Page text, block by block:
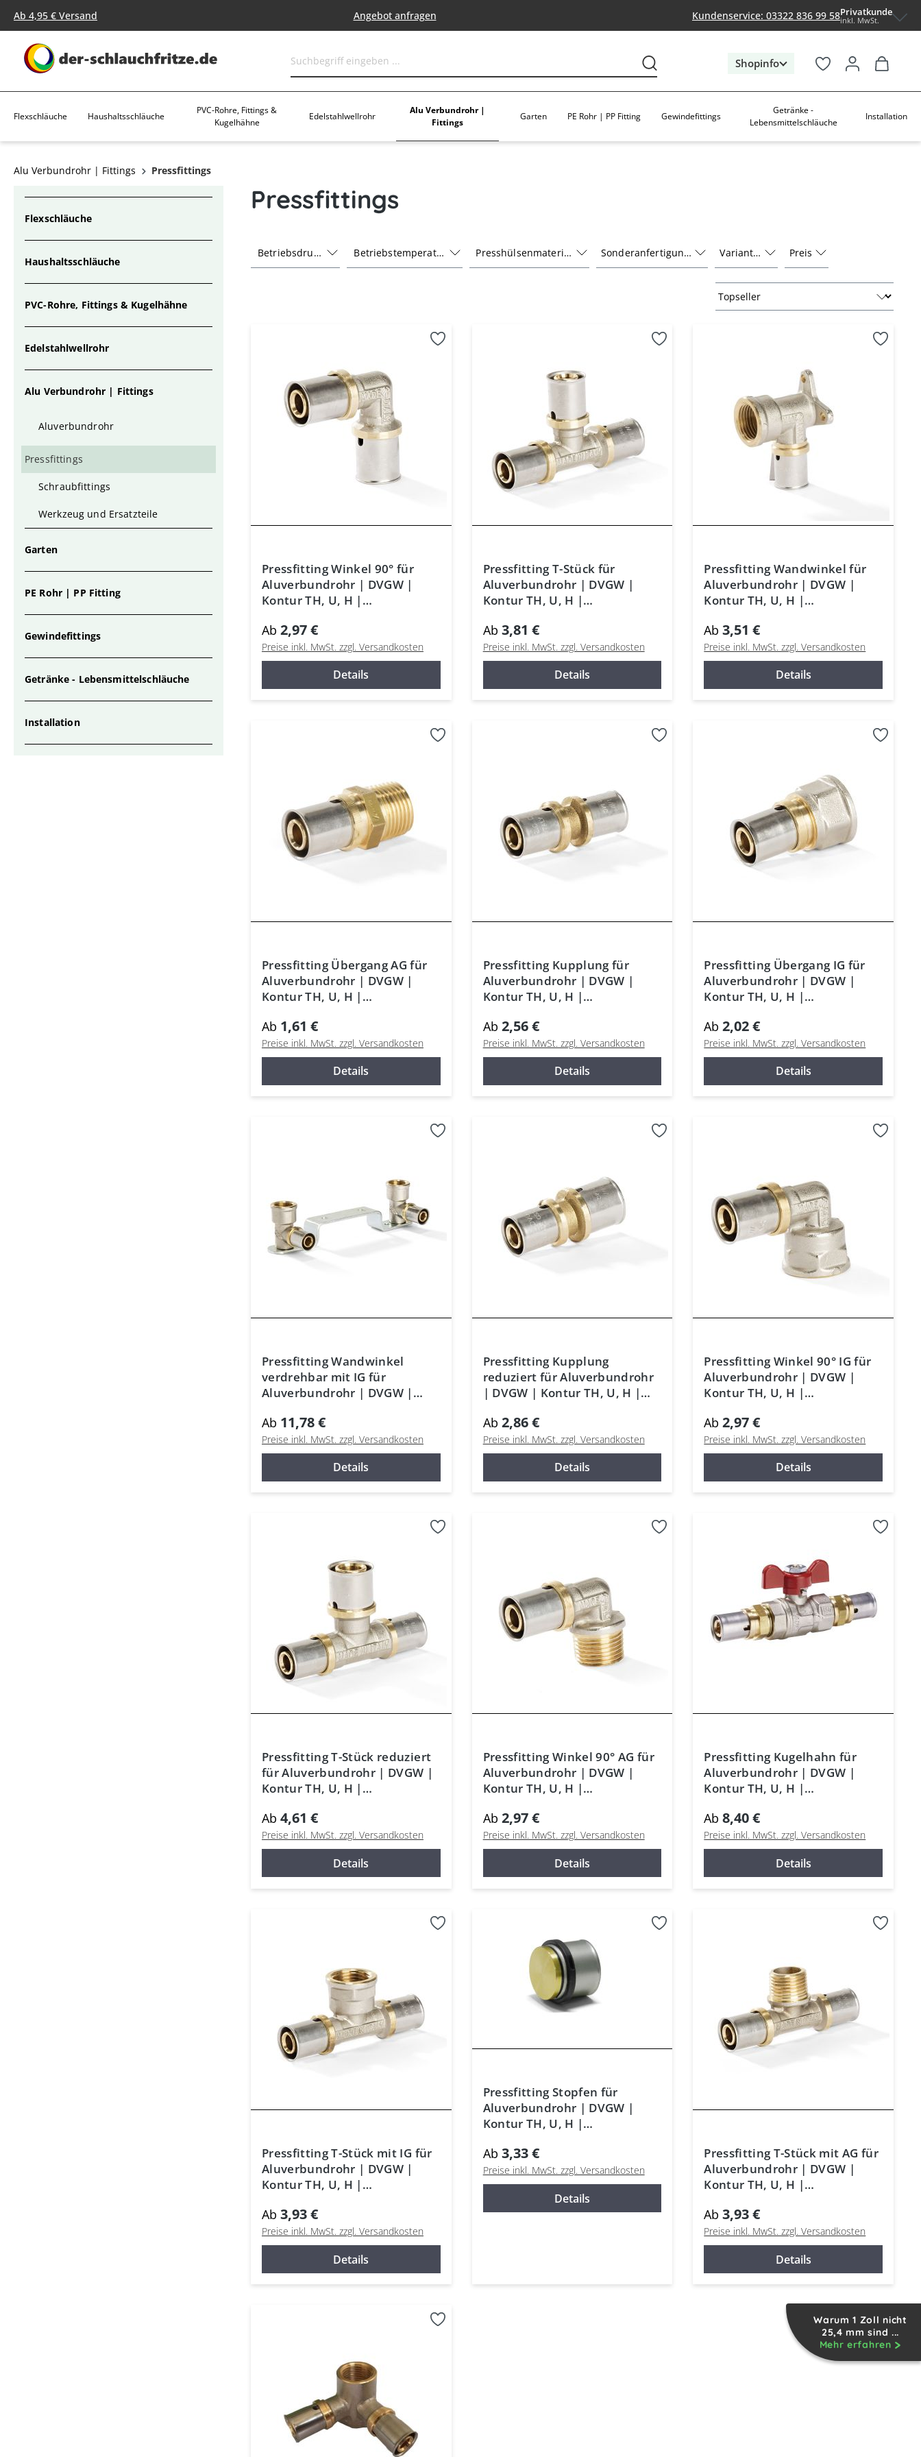
Zur Hauptnavigation springen
Ab 4,95 € Versand Angebot anfragen Kundenservice: 03322 836 99 58Privatkunde
inkl. MwSt.
Shopinfo
Flexschläuche Haushaltsschläuche
PVC-Rohre, Fittings &
Kugelhähne
Edelstahlwellrohr
Alu Verbundrohr |
Fittings
Garten PE Rohr | PP Fitting Gewindefittings
Getränke -
Lebensmittelschläuche
Installation
Warum 1 Zoll nicht
25,4 mm sind ...
Mehr erfahren
Alu Verbundrohr | Fittings Pressfittings
Flexschläuche
Haushaltsschläuche
PVC-Rohre, Fittings & Kugelhähne
Edelstahlwellrohr
Alu Verbundrohr | Fittings
Aluverbundrohr
Pressfittings
Schraubfittings
Werkzeug und Ersatzteile
Garten
PE Rohr | PP Fitting
Gewindefittings
Getränke - Lebensmittelschläuche
Installation
Pressfittings
Betriebsdruck Betriebstemperatur Presshülsenmaterial Sonderanfertigung Variante Preis
Pressfitting Winkel 90° für
Aluverbundrohr | DVGW |
Kontur TH, U, H |
Ab 2,97 €
Preise inkl. MwSt. zzgl. Versandkosten
Details
Pressfitting T-Stück für
Aluverbundrohr | DVGW |
Kontur TH, U, H |
Ab 3,81 €
Preise inkl. MwSt. zzgl. Versandkosten
Details
Pressfitting Wandwinkel für
Aluverbundrohr | DVGW |
Kontur TH, U, H |
Ab3,51 €
Preise inkl. MwSt. zzgl. Versandkosten
Details
Pressfitting Übergang AG für
Aluverbundrohr | DVGW |
Kontur TH, U, H |
Ab 1,61 €
Preise inkl. MwSt. zzgl. Versandkosten
Details
Pressfitting Kupplung für
Aluverbundrohr | DVGW |
Kontur TH, U, H |
Ab 2,56 €
Preise inkl. MwSt. zzgl. Versandkosten
Details
Pressfitting Übergang IG für
Aluverbundrohr | DVGW |
Kontur TH, U, H |
Ab2,02 €
Preise inkl. MwSt. zzgl. Versandkosten
Details
Pressfitting Wandwinkel
verdrehbar mit IG für
Aluverbundrohr | DVGW |
Ab 11,78 €
Preise inkl. MwSt. zzgl. Versandkosten
Details
Pressfitting Kupplung
reduziert für Aluverbundrohr
| DVGW | Kontur TH, U, H |
Ab 2,86 €
Preise inkl. MwSt. zzgl. Versandkosten
Details
Pressfitting Winkel 90° IG für
Aluverbundrohr | DVGW |
Kontur TH, U, H |
Ab2,97 €
Preise inkl. MwSt. zzgl. Versandkosten
Details
Pressfitting T-Stück reduziert
für Aluverbundrohr | DVGW |
Kontur TH, U, H |
Ab 4,61 €
Preise inkl. MwSt. zzgl. Versandkosten
Details
Pressfitting Winkel 90° AG für
Aluverbundrohr | DVGW |
Kontur TH, U, H |
Ab 2,97 €
Preise inkl. MwSt. zzgl. Versandkosten
Details
Pressfitting Kugelhahn für
Aluverbundrohr | DVGW |
Kontur TH, U, H |
Ab8,40 €
Preise inkl. MwSt. zzgl. Versandkosten
Details
Pressfitting T-Stück mit IG für
Aluverbundrohr | DVGW |
Kontur TH, U, H |
Ab 3,93 €
Preise inkl. MwSt. zzgl. Versandkosten
Details
Pressfitting Stopfen für
Aluverbundrohr | DVGW |
Kontur TH, U, H |
Ab 3,33 €
Preise inkl. MwSt. zzgl. Versandkosten
Details
Pressfitting T-Stück mit AG für
Aluverbundrohr | DVGW |
Kontur TH, U, H |
Ab3,93 €
Preise inkl. MwSt. zzgl. Versandkosten
Details